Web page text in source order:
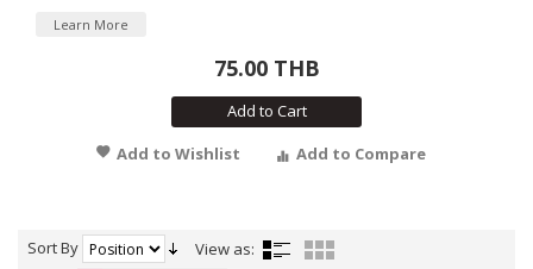
Learn More
75.00 THB
Add to Cart
Add to Wishlist
Add to Compare
Sort By
View as: